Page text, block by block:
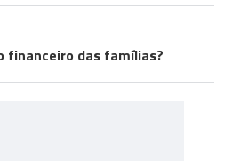
financeiro das famílias?